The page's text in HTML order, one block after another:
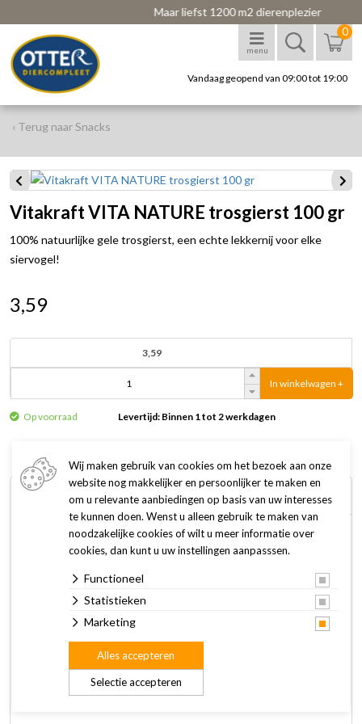
Maar liefst 1200 m2 dierenplezier
menu
0
Vandaag geopend van 09:00 tot 19:00
‹ Terug naar Snacks
Vitakraft VITA NATURE trosgierst 100 gr
100% natuurlijke gele trosgierst, een echte lekkernij voor elke
siervogel!
3,59
3,59
In winkelwagen +
Op voorraad Levertijd: Binnen 1 tot 2 werkdagen
Omschrijving Specificaties
Vitakraft VITA NATURE trosgierst bestaat uit 100%
natuurlijke gele trosgierst. De trosgierst wordt zorgvuldig
geoogst en gedroogd. Ideaal als gezonde snack en voor elke
siervogel een lekkernij.
de vogels zelf de gierst granen van de tros moeten halen.
Van nature is trosgierst licht verteerbaar en een smakelijke
aanvulling van vitamines B.
Wij maken gebruik van cookies om het bezoek aan onze
website nog makkelijker en persoonlijker te maken en
om u relevante aanbiedingen op basis van uw interesses
te kunnen doen. Wenst u alleen gebruik te maken van
noodzakelijke cookies of wilt u meer informatie over
cookies, dan kunt u uw instellingen aanpasssen.
Functioneel
Statistieken
Marketing
Selectie accepteren
Alles accepteren